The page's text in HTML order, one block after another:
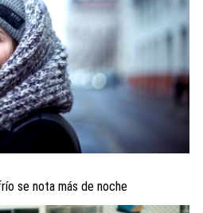
se nota más de noche